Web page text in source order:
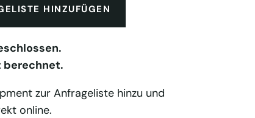
HINZUFÜGEN
berechnet.
zur Anfrageliste hinzu und
online.